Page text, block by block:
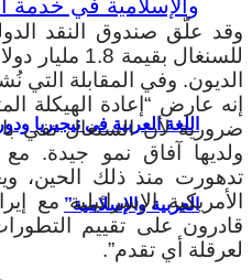
اللغة العربية في نيجيريا
العربية والإسلامية”
وقد علّق صندوق النقد
للسنغال
الديون. وفي المقابلة التي
إنه عارض “إعادة الهيكلة
ضرورية لأن السنغال تفي
ولديها آفاق نمو جيدة.
تدهورت منذ ذلك الحين،
الأمريكية الإسرائيلية مع
قادرون على تقييم
لعرقلة أي تقدم”.